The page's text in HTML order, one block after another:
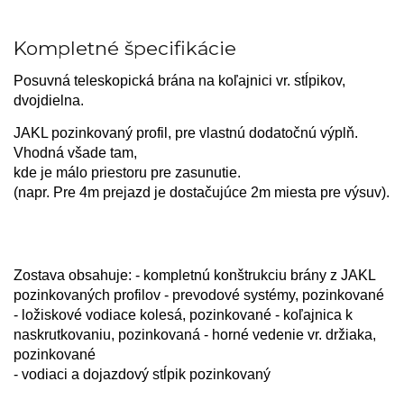
Kompletné špecifikácie
Posuvná teleskopická brána na koľajnici vr. stĺpikov,
dvojdielna.
JAKL pozinkovaný profil, pre vlastnú dodatočnú výplň.
Vhodná všade tam,
kde je málo priestoru pre zasunutie.
(napr. Pre 4m prejazd je dostačujúce 2m miesta pre výsuv).
Zostava obsahuje: - kompletnú konštrukciu brány z JAKL
pozinkovaných profilov - prevodové systémy, pozinkované
- ložiskové vodiace kolesá, pozinkované - koľajnica k
naskrutkovaniu, pozinkovaná - horné vedenie vr. držiaka,
pozinkované
- vodiaci a dojazdový stĺpik pozinkovaný